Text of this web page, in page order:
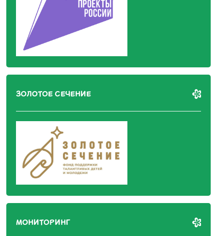
ЗОЛОТОЕ СЕЧЕНИЕ
МОНИТОРИНГ